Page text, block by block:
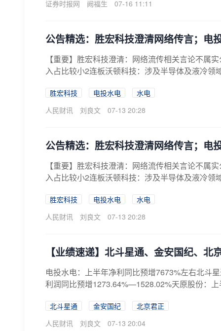
证券时报网
阙福生 07-16 11:11
公告精选：胜宏科技澄清网络传言；电
【重要】胜宏科技澄清：网络流传相关言论不属
入占比较小2连板沃顿科技：涉及半导体及液冷
胜宏科技 电投水电
水电
人民财讯
刘良文 07-13 20:28
公告精选：胜宏科技澄清网络传言；电
【重要】胜宏科技澄清：网络流传相关言论不属
入占比较小2连板沃顿科技：涉及半导体及液冷
胜宏科技 电投水电
水电
人民财讯
刘良文 07-13 20:28
【业绩速递】北斗星通、金安国纪、
电投水电：上半年净利同比预增7673%左右北斗
利润同比预增1273.64%—1528.02%天原股份：
北斗星通 金安国纪
北京君正
人民财讯
刘良文 07-13 20:04